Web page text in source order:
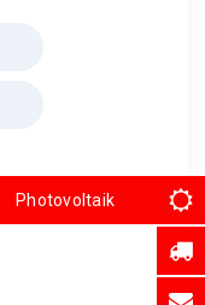
auf
Photovoltaik